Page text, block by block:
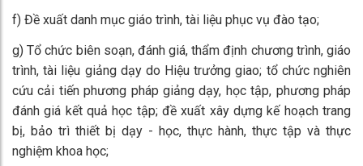
f) Đề xuất danh mục giáo trình, tài liệu phục vụ đào tạo;
g) Tổ chức biên soạn, đánh giá, thẩm định chương trình, giáo
trình, tài liệu giảng dạy do Hiệu trưởng giao; tổ chức nghiên
cứu cải tiến phương pháp giảng dạy, học tập, phương pháp
đánh giá kết quả học tập; đề xuất xây dựng kế hoạch trang
bị, bảo trì thiết bị dạy - học, thực hành, thực tập và thực
nghiệm khoa học;